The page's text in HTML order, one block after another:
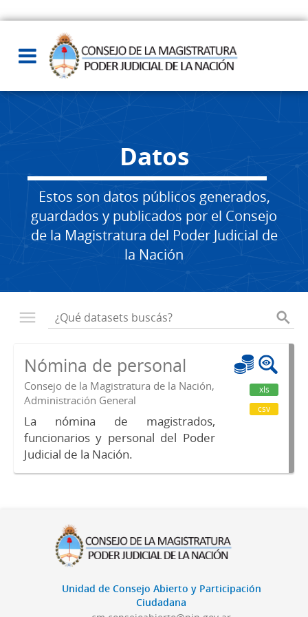
Datos
Estos son datos públicos generados,
guardados y publicados por el Consejo
de la Magistratura del Poder Judicial de
la Nación
Nómina de personal
Consejo de la Magistratura de la Nación,
Administración General
La nómina de magistrados,
funcionarios y personal del Poder
Judicial de la Nación.
xls
csv
Unidad de Consejo Abierto y Participación
Ciudadana